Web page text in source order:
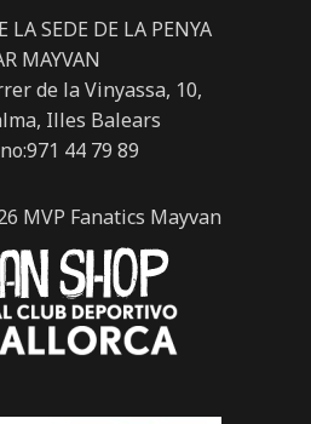
LA SEDE DE LA PENYA
MAYVAN
de la Vinyassa, 10,
Illes Balears
44 79 89
MVP Fanatics Mayvan